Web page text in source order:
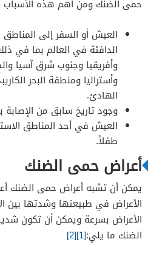
حمى الضنك ومن أهم هذه الأسباب
العيش أو السفر إلى المناطق
الدافئة في العالم بما في
وأفريقيا وجنوب شرق آسيا
وأستراليا ومنطقة البحر
الهادئ.
وجود تاريخ سابق من
العيش في أحد المناطق
طفلاً.
أعراض حمى الضنك
يمكن أن تشبه أعراض حمى الضنك
الأعراض في طبيعتها وشدتها بين
الأعراض بسرعة ويمكن أن تكون
الضنك ما يلي:[1]
[2]